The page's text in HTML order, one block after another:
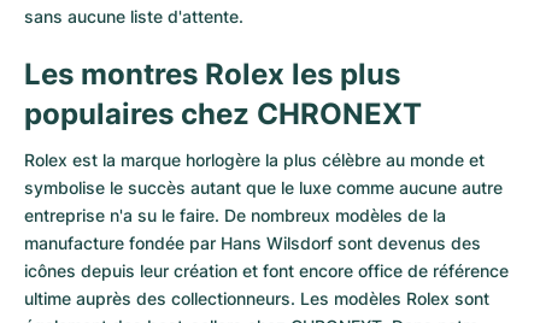
sans aucune liste d'attente.
Les montres Rolex les plus
populaires chez CHRONEXT
Rolex est la marque horlogère la plus célèbre au monde et
symbolise le succès autant que le luxe comme aucune autre
entreprise n'a su le faire. De nombreux modèles de la
manufacture fondée par Hans Wilsdorf sont devenus des
icônes depuis leur création et font encore office de référence
ultime auprès des collectionneurs. Les modèles Rolex sont